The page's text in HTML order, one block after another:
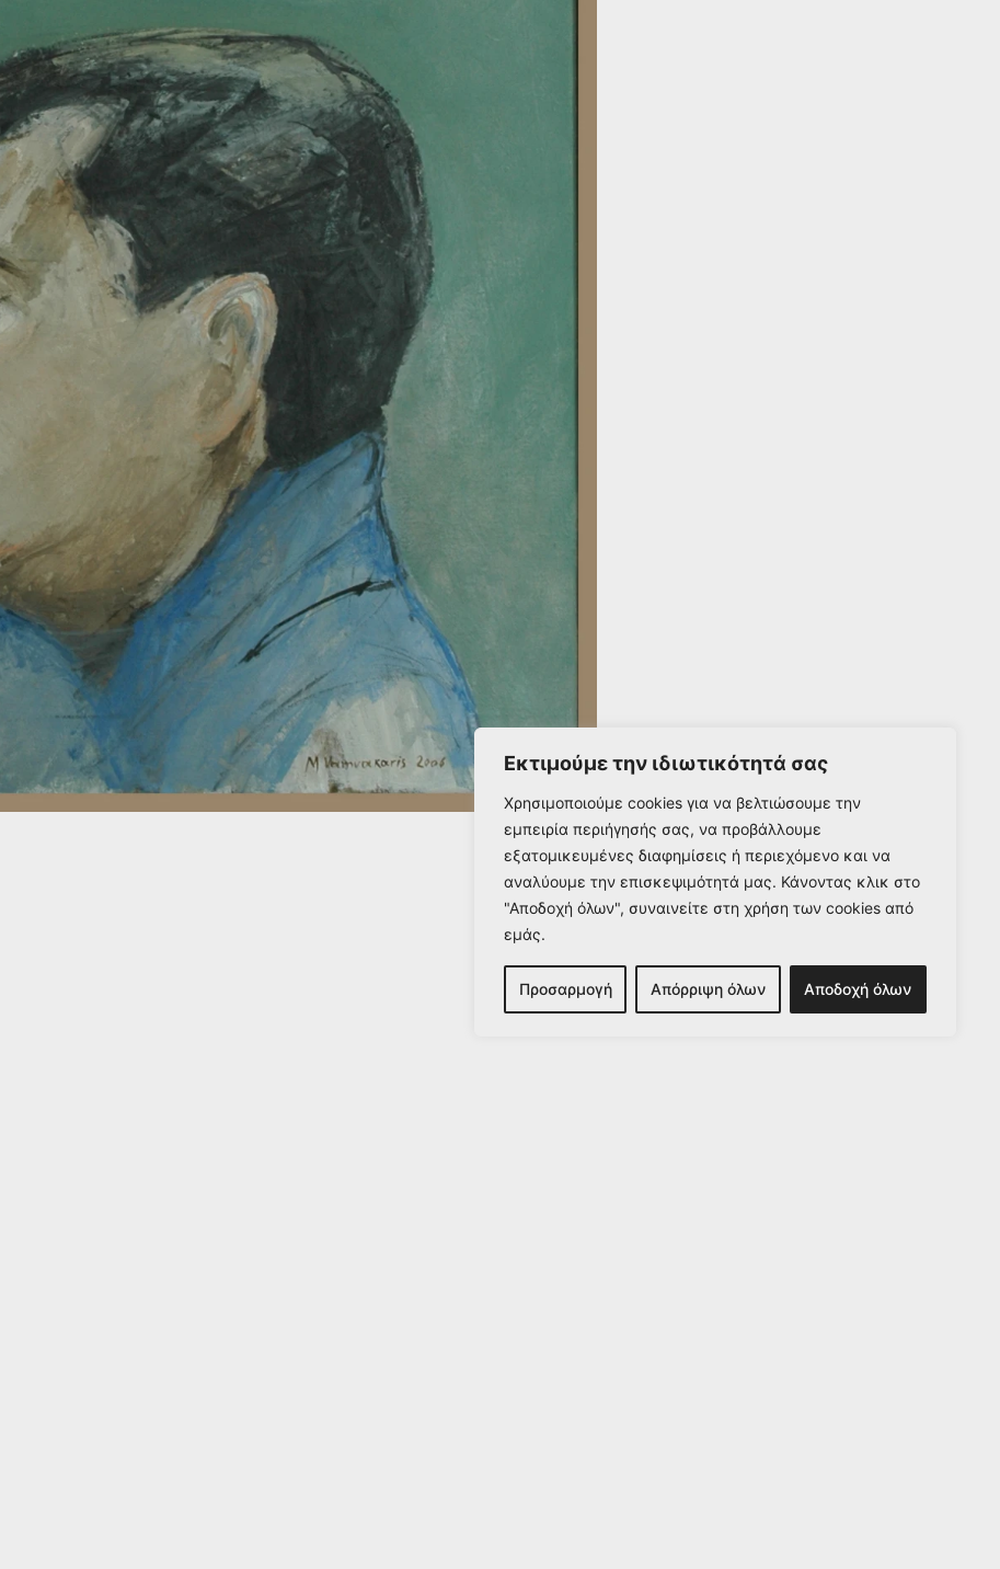
Εκτιμούμε την ιδιωτικότητά σας
Χρησιμοποιούμε cookies για να βελτιώσουμε την
εμπειρία περιήγησής σας, να προβάλλουμε
εξατομικευμένες διαφημίσεις ή περιεχόμενο και να
αναλύουμε την επισκεψιμότητά μας. Κάνοντας κλικ στο
"Αποδοχή όλων", συναινείτε στη χρήση των cookies από
εμάς.
Προσαρμογή Απόρριψη όλων Αποδοχή όλων